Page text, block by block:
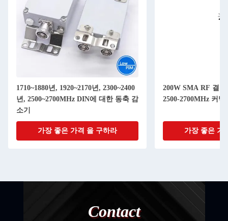
1710~1880년, 1920~2170년, 2300~2400
년, 2500~2700MHz DIN에 대한 동축 감
소기
가장 좋은 가격 을 구하라
200W SMA RF 결
2500-2700MHz 커넥
가장 좋은 가
Contact